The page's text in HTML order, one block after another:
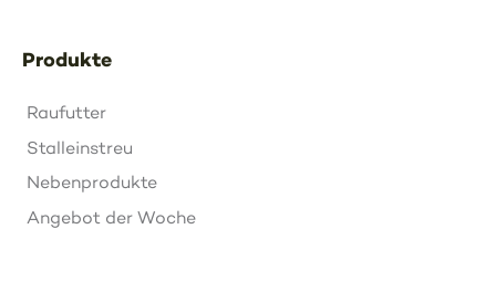
Produkte
Raufutter
Stalleinstreu
Nebenprodukte
Angebot der Woche